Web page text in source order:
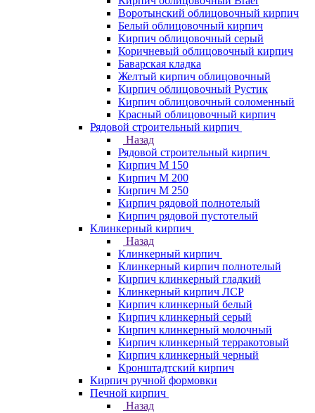
Воротынский облицовочный кирпич
Белый облицовочный кирпич
Кирпич облицовочный серый
Коричневый облицовочный кирпич
Баварская кладка
Желтый кирпич облицовочный
Кирпич облицовочный Рустик
Кирпич облицовочный соломенный
Красный облицовочный кирпич
Рядовой строительный кирпич
Назад
Рядовой строительный кирпич
Кирпич М 150
Кирпич М 200
Кирпич М 250
Кирпич рядовой полнотелый
Кирпич рядовой пустотелый
Клинкерный кирпич
Назад
Клинкерный кирпич
Клинкерный кирпич полнотелый
Кирпич клинкерный гладкий
Клинкерный кирпич ЛСР
Кирпич клинкерный белый
Кирпич клинкерный серый
Кирпич клинкерный молочный
Кирпич клинкерный терракотовый
Кирпич клинкерный черный
Кронштадтский кирпич
Кирпич ручной формовки
Печной кирпич
Назад